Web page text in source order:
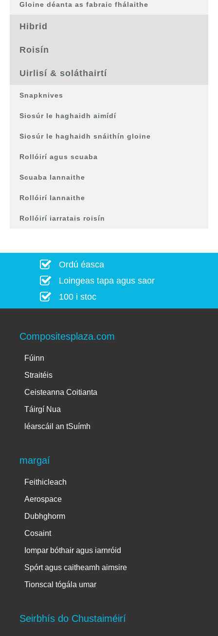
Gloine déanta as fabraic fhálaithe
Hibrid
Roisín
Uirlisí & soláthairtí
Snapknives
Siosúr le haghaidh aimídí
Siosúr le haghaidh snáithín gloine
Rollóirí agus scuaba
Scuaba lannaithe
Rollóirí lannaithe
Rollóirí iarratais roisín
Ordú éasca
Loingeas tapa agus saor
100 i stoc
Compositesplaza.com
Fúinn
Straitéis
Ceisteanna Coitianta
Táirgí Nua
léarscáil an tSuímh
margaí
Feithicleach
Aerospace
Dubhghorm
Cosaint
Iompar bóthair agus iarnróid
Spórt agus caitheamh aimsire
Tionscal tógála umar
Seirbhís do Chustaiméirí